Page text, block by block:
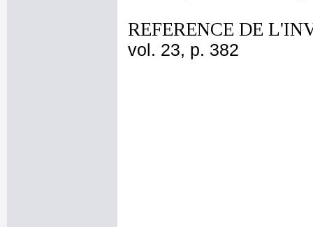
REFERENCE DE
vol. 23, p. 382